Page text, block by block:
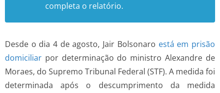
completa o relatório.
Desde o dia 4 de agosto, Jair Bolsonaro está em prisão
domiciliar por determinação do ministro Alexandre de
Moraes, do Supremo Tribunal Federal (STF). A medida foi
determinada após o descumprimento da medida